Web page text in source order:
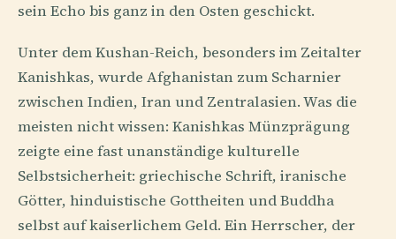
sein Echo bis ganz in den Osten geschickt.
Unter dem Kushan-Reich, besonders im Zeitalter
Kanishkas, wurde Afghanistan zum Scharnier
zwischen Indien, Iran und Zentralasien. Was die
meisten nicht wissen: Kanishkas Münzprägung
zeigte eine fast unanständige kulturelle
Selbstsicherheit: griechische Schrift, iranische
Götter, hinduistische Gottheiten und Buddha
selbst auf kaiserlichem Geld. Ein Herrscher, der